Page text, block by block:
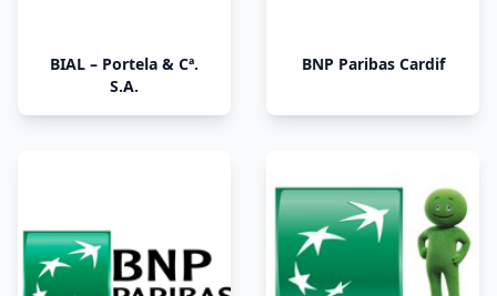
BIAL – Portela & Cª.
S.A.
BNP Paribas Cardif